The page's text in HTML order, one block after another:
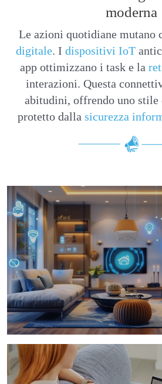
moderna
Le azioni quotidiane mutano
digitale. I dispositivi IoT
app ottimizzano i task e la
interazioni. Questa
abitudini, offrendo uno
protetto dalla sicurezza